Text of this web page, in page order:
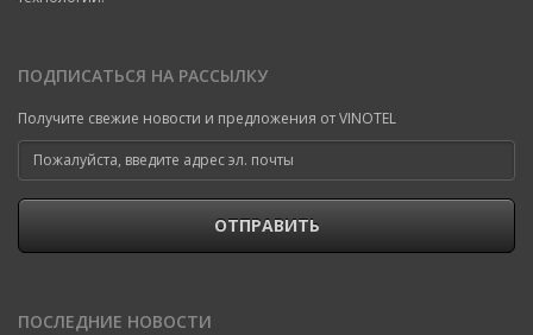
ПОДПИСАТЬСЯ НА РАССЫЛКУ
Получите свежие новости и предложения от VINOTEL
ОТПРАВИТЬ
ПОСЛЕДНИЕ НОВОСТИ